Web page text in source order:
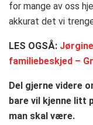
for mange av oss
akkurat det vi
LES OGSÅ:
familiebeskjed –
Del gjerne videre
bare vil kjenne litt
man skal være.